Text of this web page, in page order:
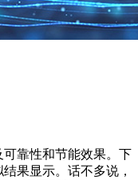
靠性和节能效果。下
果显示。话不多说，